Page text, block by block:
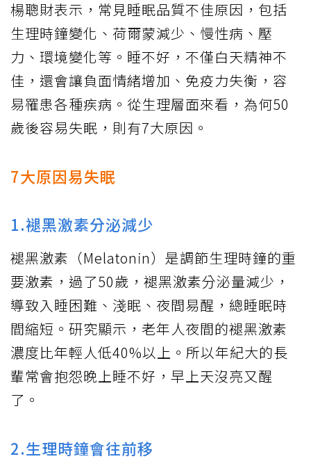
楊聰財表示，常見睡眠品質不佳原因，包括
生理時鐘變化、荷爾蒙減少、慢性病、壓
力、環境變化等。睡不好，不僅白天精神不
佳，還會讓負面情緒增加、免疫力失衡，容
易罹患各種疾病。從生理層面來看，為何50
歲後容易失眠，則有7大原因。
7大原因易失眠
1.褪黑激素分泌減少
褪黑激素（Melatonin）是調節生理時鐘的重
要激素，過了50歲，褪黑激素分泌量減少，
導致入睡困難、淺眠、夜間易醒，總睡眠時
間縮短。研究顯示，老年人夜間的褪黑激素
濃度比年輕人低40%以上。所以年紀大的長
輩常會抱怨晚上睡不好，早上天沒亮又醒
了。
2.生理時鐘會往前移